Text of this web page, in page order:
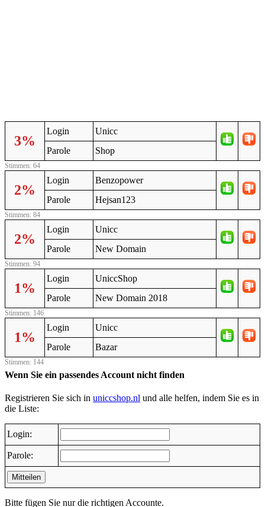
3%
Login
Unicc
Parole
Shop
Stimmen: 64
2%
Login
Benzopower
Parole
Hejsan123
Stimmen: 84
2%
Login
Unicc
Parole
New Domain
Stimmen: 94
1%
Login
UniccShop
Parole
New Domain 2018
Stimmen: 146
1%
Login
Unicc
Parole
Bazar
Stimmen: 144
Wenn Sie ein passendes Account nicht finden
Registrieren Sie sich in uniccshop.nl und alle helfen, indem Sie es in
die Liste:
Login:
Parole:
Mitteilen
Bitte fügen Sie nur die richtigen Accounte.